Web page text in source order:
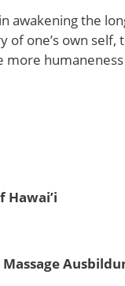
awakening the
of one’s own self,
more humaneness
Hawai’i